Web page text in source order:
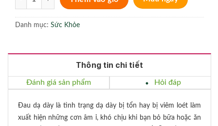
Danh mục: Sức Khỏe
Thông tin chi tiết
Đánh giá sản phẩm Hỏi đáp
Đau dạ dày là tình trạng dạ dày bị tổn hay bị viêm loét làm
xuất hiện những cơn âm ỉ, khó chịu khi bạn bỏ bữa hoặc ăn